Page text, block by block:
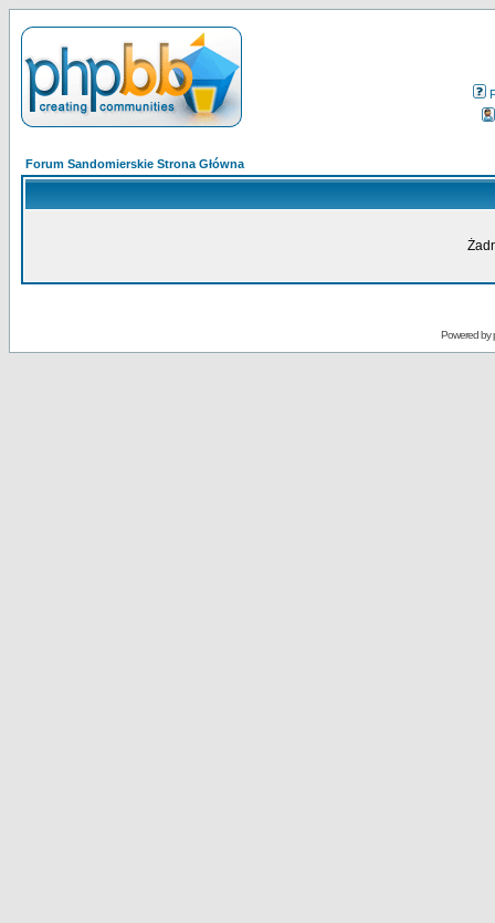
Forum Sandomierskie Strona Główna
Powered by